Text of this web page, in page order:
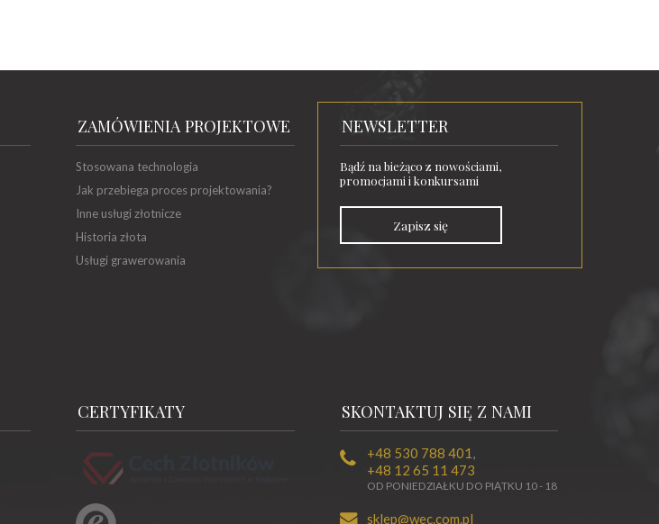
ZAMÓWIENIA PROJEKTOWE
Stosowana technologia
Jak przebiega proces projektowania?
Inne usługi złotnicze
Historia złota
Usługi grawerowania
NEWSLETTER
Bądź na bieżąco z nowościami,
promocjami i konkursami
Zapisz się
CERTYFIKATY SKONTAKTUJ SIĘ Z NAMI
+48 530 788 401
+48 12 65 11 473
OD PONIEDZIAŁKU DO PIĄTKU 10 - 18
sklep@wec.com.pl